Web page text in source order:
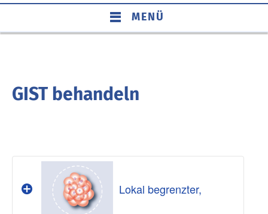
MENÜ
GIST behandeln
Lokal begrenzter,